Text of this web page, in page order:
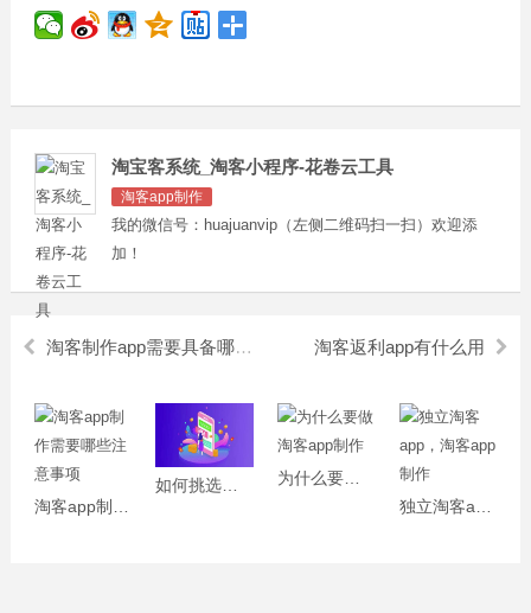
淘宝客系统_淘客小程序-花卷云工具
淘客app制作
我的微信号：huajuanvip（左侧二维码扫一扫）欢迎添
加！
淘客制作app需要具备哪些性能呢 淘客返利app有什么用